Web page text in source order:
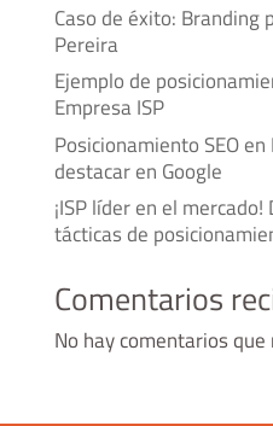
Caso de éxito: Branding
Pereira
Ejemplo de
Empresa ISP
Posicionamiento SEO
destacar en Google
¡ISP líder en el
tácticas de
Comentarios
No hay comentarios